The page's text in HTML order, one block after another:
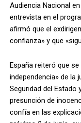
Audiencia Nacional
entrevista en el
afirmó que el
confianza» y que
España reiteró que
independencia» de la
Seguridad del Estado
presunción de
confía en las